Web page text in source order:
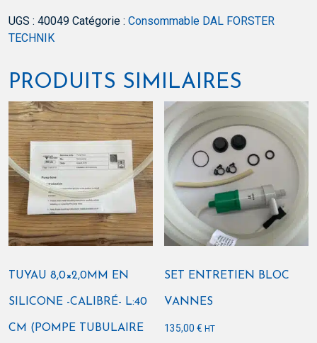
TPE
transparent
-
x
5
mètres
UGS : 40049 Catégorie : Consommable DAL FORSTER
TECHNIK
PRODUITS SIMILAIRES
TUYAU 8,0×2,0MM EN
SILICONE -CALIBRÉ- L:40
CM (POMPE TUBULAIRE
SET ENTRETIEN BLOC
VANNES
135,00€ HT